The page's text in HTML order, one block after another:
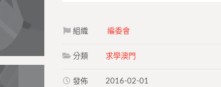
組織 編委會
分類 求學澳門
發佈 2016-02-01